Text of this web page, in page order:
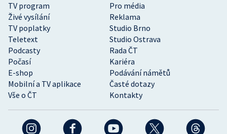
TV program
Pro média
Živé vysílání
Reklama
TV poplatky
Studio Brno
Teletext
Studio Ostrava
Podcasty
Rada ČT
Počasí
Kariéra
E-shop
Podávání námětů
Mobilní a TV aplikace
Časté dotazy
Vše o ČT
Kontakty